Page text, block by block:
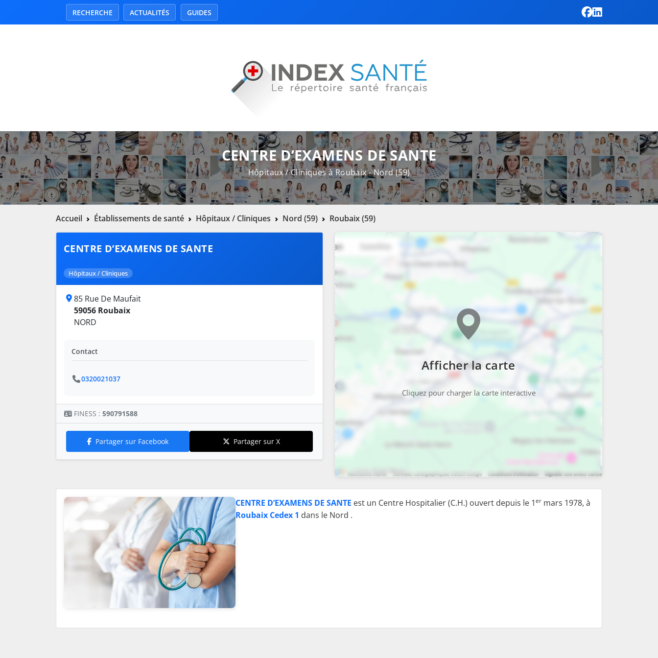
RECHERCHE ACTUALITÉS GUIDES
CENTRE D’EXAMENS DE SANTE
Hôpitaux / Cliniques à Roubaix - Nord (59)
Accueil Établissements de santé Hôpitaux / Cliniques Nord (59) Roubaix (59)
Afficher la carte
Cliquez pour charger la carte interactive
CENTRE D’EXAMENS DE SANTE
Hôpitaux / Cliniques
85 Rue De Maufait
59056 Roubaix
NORD
Contact
0320021037
FINESS : 590791588
Partager sur Facebook Partager sur X
CENTRE D’EXAMENS DE SANTE est un Centre Hospitalier (C.H.) ouvert depuis le 1er mars 1978, à
Roubaix Cedex 1 dans le Nord .